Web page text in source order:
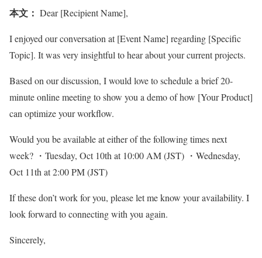
本文： Dear [Recipient Name],
I enjoyed our conversation at [Event Name] regarding [Specific
Topic]. It was very insightful to hear about your current projects.
Based on our discussion, I would love to schedule a brief 20-
minute online meeting to show you a demo of how [Your Product]
can optimize your workflow.
Would you be available at either of the following times next
week? ・Tuesday, Oct 10th at 10:00 AM (JST) ・Wednesday,
Oct 11th at 2:00 PM (JST)
If these don’t work for you, please let me know your availability. I
look forward to connecting with you again.
Sincerely,